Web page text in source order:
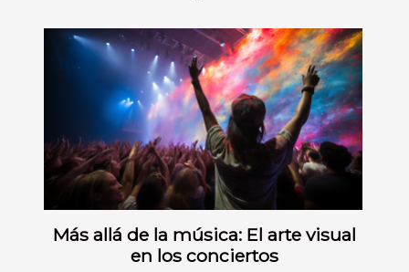
Más allá de la música: El arte visual
en los conciertos